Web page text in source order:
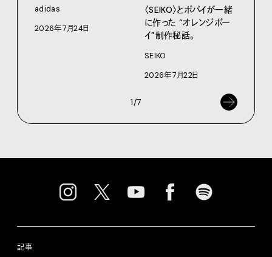
adidas
2026年7月24日
〈SEIKO〉とポパイが一緒
に作った “オレンジボー
イ”制作秘話。
SEIKO
2026年7月22日
1/7
記事